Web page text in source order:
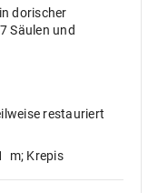
dorischer
Säulen und
restauriert
m; Krepis